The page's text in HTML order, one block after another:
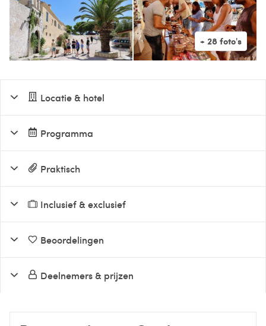
Locatie & hotel
Programma
Praktisch
Inclusief & exclusief
Beoordelingen
Deelnemers & prijzen